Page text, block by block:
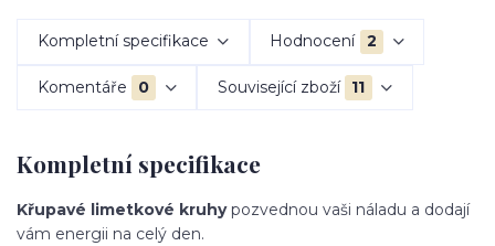
Kompletní specifikace Hodnocení 2
Komentáře 0 Související zboží 11
Kompletní specifikace
Křupavé limetkové kruhypozvednou vaši náladu a dodají
vám energii na celý den.